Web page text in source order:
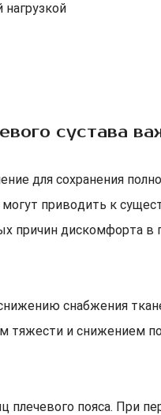
сустава
для сохранения
приводить к
причин дискомфорта
снабжения
и снижением
пояса. При